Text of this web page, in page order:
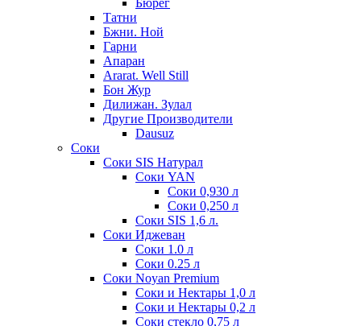
Бюрег
Татни
Бжни. Ной
Гарни
Апаран
Ararat. Well Still
Бон Жур
Дилижан. Зулал
Другие Производители
Dausuz
Соки
Соки SIS Натурал
Соки YAN
Соки 0,930 л
Соки 0,250 л
Соки SIS 1,6 л.
Соки Иджеван
Соки 1.0 л
Соки 0.25 л
Соки Noyan Premium
Соки и Нектары 1,0 л
Соки и Нектары 0,2 л
Соки стекло 0,75 л